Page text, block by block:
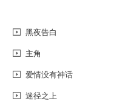
黑夜告白
主角
爱情没有神话
迷径之上